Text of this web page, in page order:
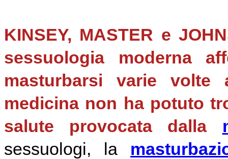
KINSEY, MASTER e
sessuologia moderna
masturbarsi varie
medicina non ha potuto
salute provocata dalla
sessuologi, la